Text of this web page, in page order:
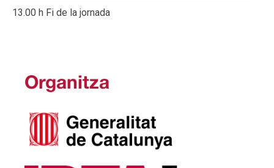
13.00 h Fi de la jornada
Organitza